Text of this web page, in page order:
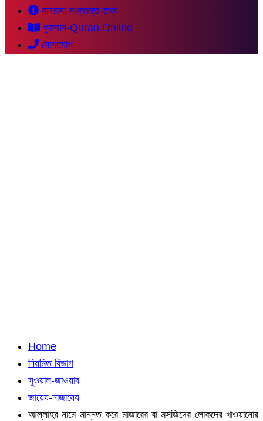
মাদরাসা সংক্রান্ত তথ্য
কুরআন-Quran Online
যোগাযোগ
Home
নিয়মিত বিভাগ
সুওয়াল-জাওয়াব
জায়েয-নাজায়েয
আল্লাহর নামে মান্নত করে মাজারের বা মসজিদের লোকদের খাওয়ানোর